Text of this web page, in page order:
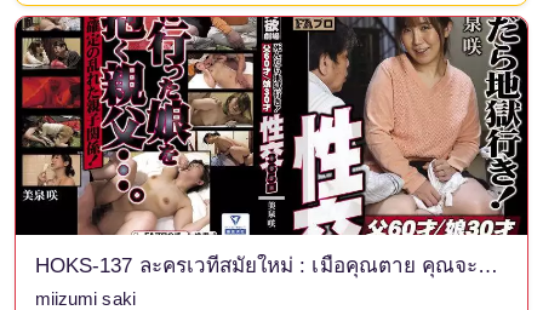
HOKS-137 ละครเวทีสมัยใหม่ : เมื่อคุณตาย คุณจะลงนรก! พ่ออายุ 60 ปี / ลูกสาวอายุ 30 ปี เพศ 365 วัน ซากิ มิอิซูมิ
miizumi saki